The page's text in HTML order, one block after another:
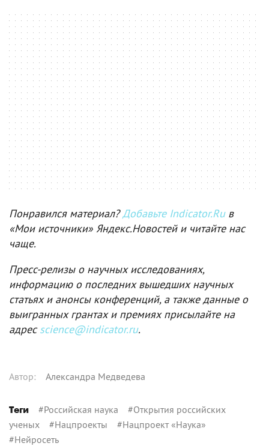
Понравился материал?Добавьте Indicator.Ruв
«Мои источники» Яндекс.Новостей и читайте нас
чаще.
Пресс-релизы о научных исследованиях,
информацию о последних вышедших научных
статьях и анонсы конференций, а также данные о
выигранных грантах и премиях присылайте на
адресscience@indicator.ru.
Автор: Александра Медведева
Теги #Российская наука #Открытия российских
ученых #Нацпроекты #Нацпроект «Наука»
#Нейросеть